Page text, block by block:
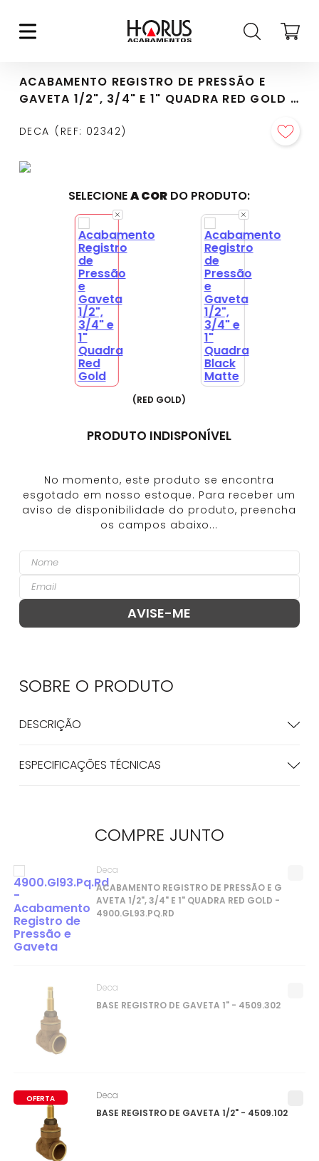
ACABAMENTO REGISTRO DE PRESSÃO E
GAVETA 1/2", 3/4" E 1" QUADRA RED GOLD -
DECA REF: 02342
SELECIONEA COR DO PRODUTO:
(RED GOLD)
PRODUTO INDISPONÍVEL
SOBRE O PRODUTO
DESCRIÇÃO
ESPECIFICAÇÕES TÉCNICAS
COMPRE JUNTO
ACABAMENTO REGISTRO DE PRESSÃO E G
AVETA 1/2", 3/4" E 1" QUADRA RED GOLD -
4900.GL93.PQ.RD
Deca
BASE REGISTRO DE GAVETA 1" - 4509.302
Deca
OFERTA
BASE REGISTRO DE GAVETA 1/2" - 4509.102
Deca